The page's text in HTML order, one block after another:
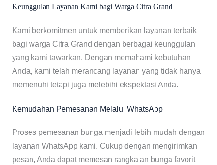
Keunggulan Layanan Kami bagi Warga Citra Grand
Kami berkomitmen untuk memberikan layanan terbaik
bagi warga Citra Grand dengan berbagai keunggulan
yang kami tawarkan. Dengan memahami kebutuhan
Anda, kami telah merancang layanan yang tidak hanya
memenuhi tetapi juga melebihi ekspektasi Anda.
Kemudahan Pemesanan Melalui WhatsApp
Proses pemesanan bunga menjadi lebih mudah dengan
layanan WhatsApp kami. Cukup dengan mengirimkan
pesan, Anda dapat memesan rangkaian bunga favorit